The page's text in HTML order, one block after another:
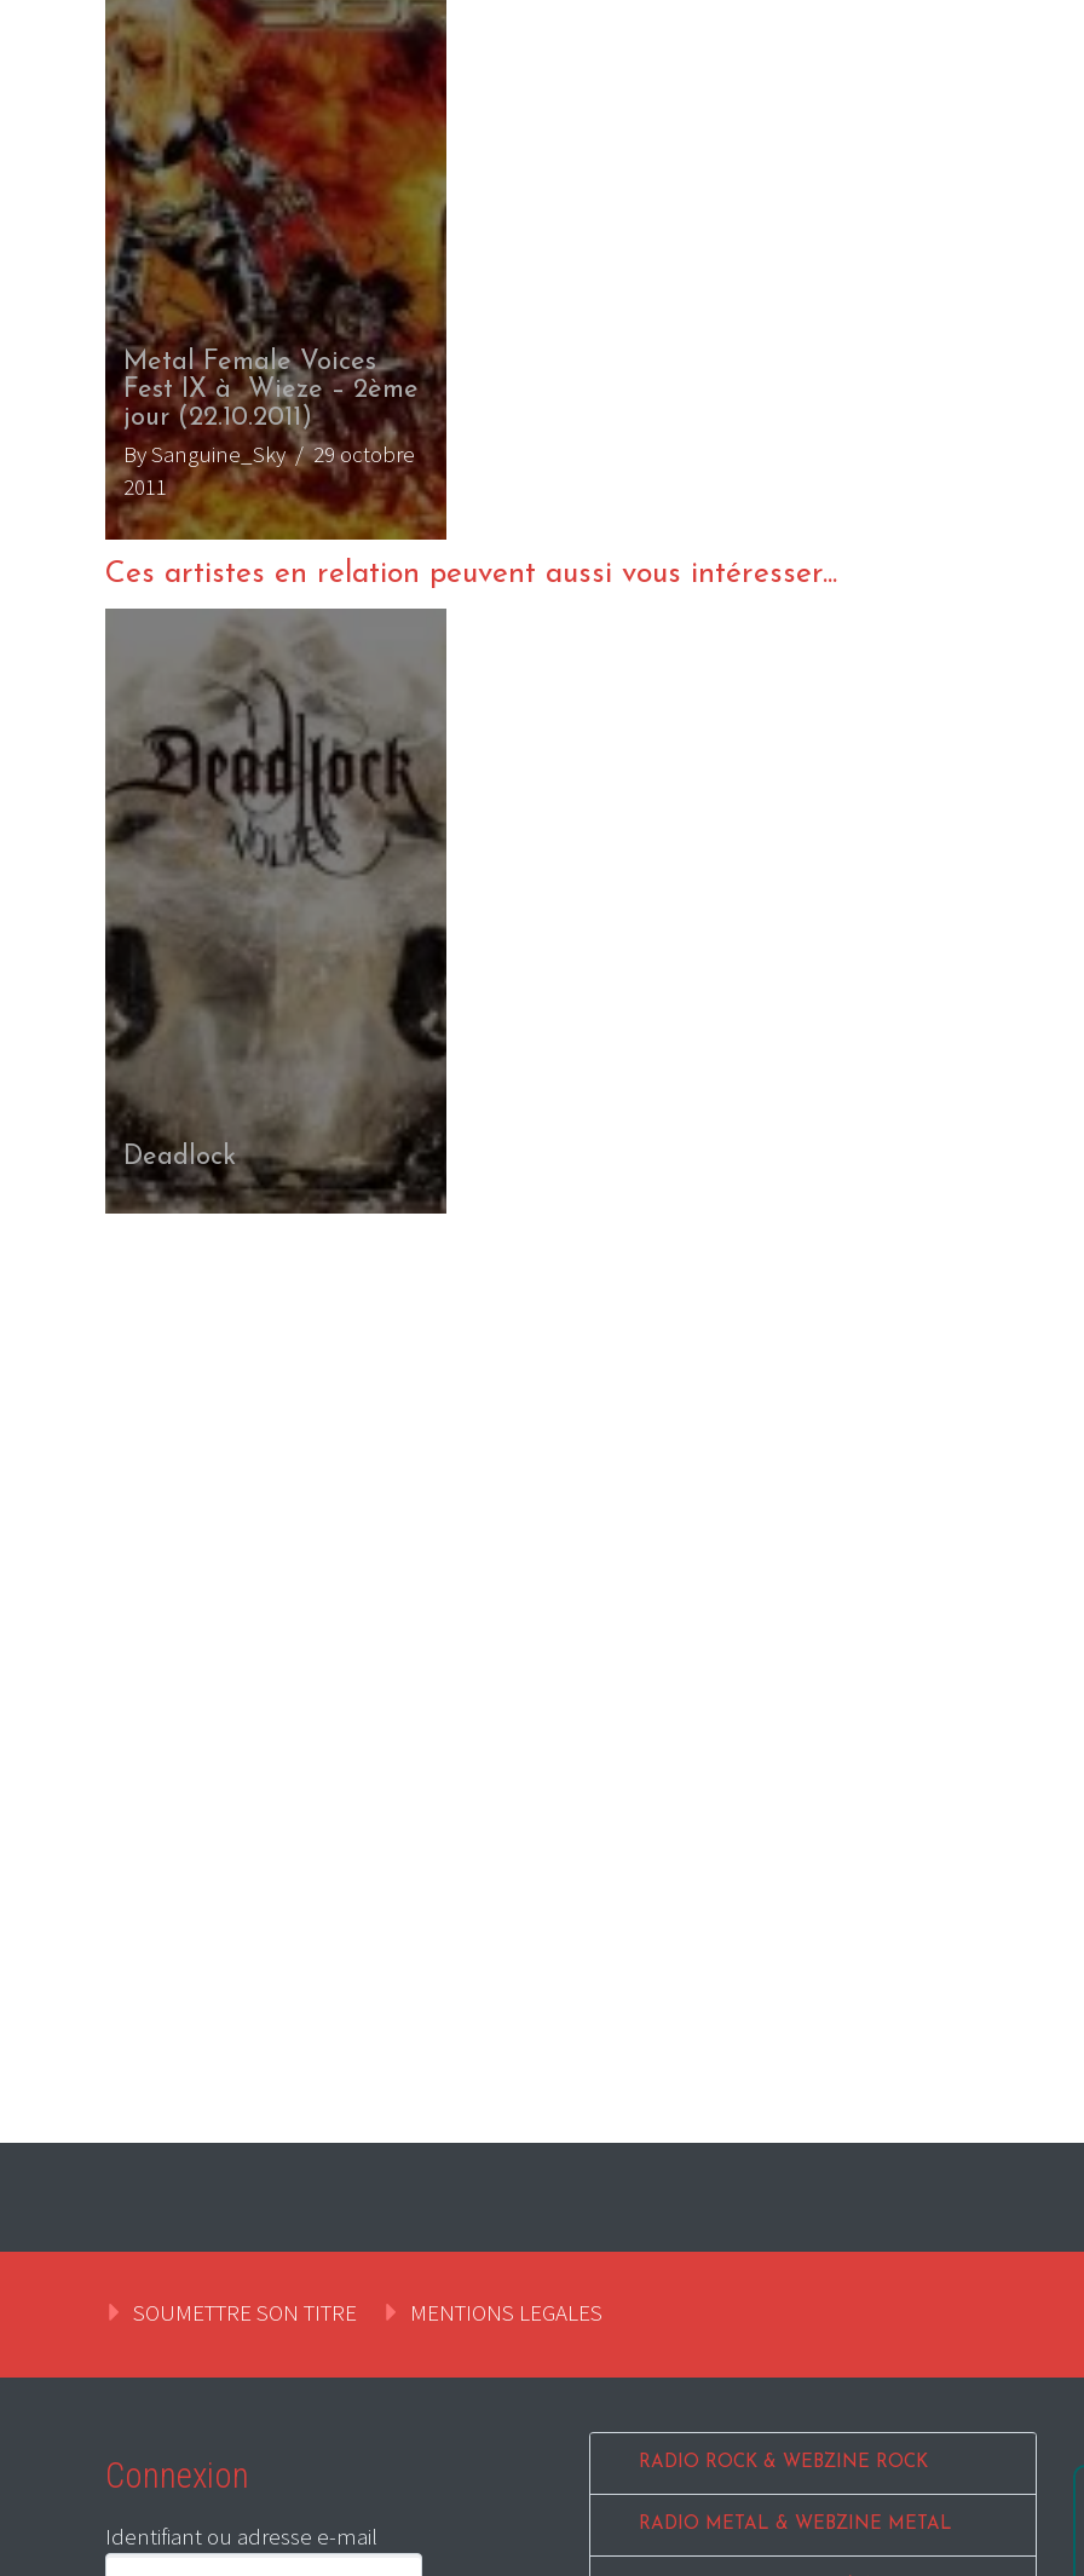
Metal Female Voices
Fest IX à Wieze – 2ème
jour (22.10.2011)
By Sanguine_Sky/ 29 octobre
2011
Ces artistes en relation peuvent aussi vous intéresser...
Deadlock
SOUMETTRE SON TITRE MENTIONS LEGALES
Connexion
Identifiant ou adresse e-mail
RADIO ROCK & WEBZINE ROCK
RADIO METAL & WEBZINE METAL